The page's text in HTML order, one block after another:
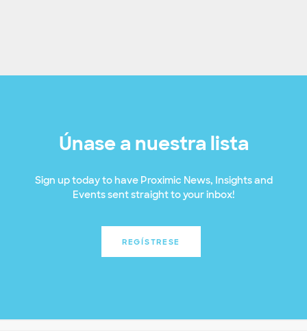
Únase a nuestra lista
Sign up today to have Proximic News, Insights and
Events sent straight to your inbox!
REGÍSTRESE